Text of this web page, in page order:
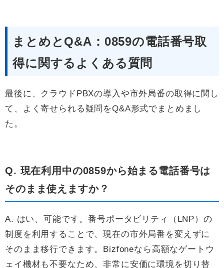
まとめとQ&A：0859の電話番号取
得に関するよくある質問
最後に、クラウドPBXの導入や市外局番の取得に関し
て、よく寄せられる疑問をQ&A形式でまとめまし
た。
Q. 現在利用中の0859から始まる電話番号は
そのまま使えますか？
A. はい、可能です。番号ポータビリティ（LNP）の
制度を利用することで、現在の市外局番を変えずに
そのまま移行できます。Bizfoneなら高額なゲートウ
ェイ機材も不要なため、非常に安価に環境を切り替